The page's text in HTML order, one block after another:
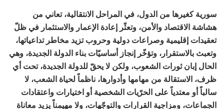
سورية كغيرها من الدول، في المراحل الانتقالية، تعاني من
هشاشة الاقتصاد والأمن، وتعثّر إعادة الإعمار والاستثمار في ظلّ
تعقيدات إقليمية وصراعات دولية وحروب تزيد مخاطر تداعياتها،
وتعبث بالاستقرار، وتؤخّر إنجاز أساسيّات بناء الدولة الجديدة، وهي
الحال إبان ثورات الشعوب، ولكن لا يحقّ للدولة الجديدة، تحت أي
ظرف، الاستقالة من مهامها وأدوارها، ناظماً لحياة الشعب، لا
سالباً أو معتدياً على الحرّيات الشخصية أو اختيارات واعتقادات
الجماعات، ومزاجية القرارات والتوجّهات، ولا مهيمناً يزيد معاناة